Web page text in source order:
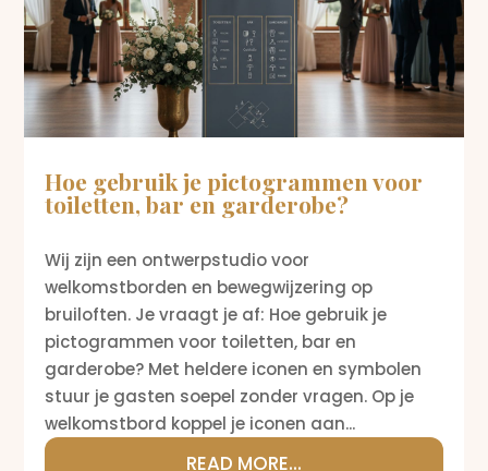
Hoe gebruik je pictogrammen voor
toiletten, bar en garderobe?
Wij zijn een ontwerpstudio voor
welkomstborden en bewegwijzering op
bruiloften. Je vraagt je af: Hoe gebruik je
pictogrammen voor toiletten, bar en
garderobe? Met heldere iconen en symbolen
stuur je gasten soepel zonder vragen. Op je
welkomstbord koppel je iconen aan...
READ MORE...